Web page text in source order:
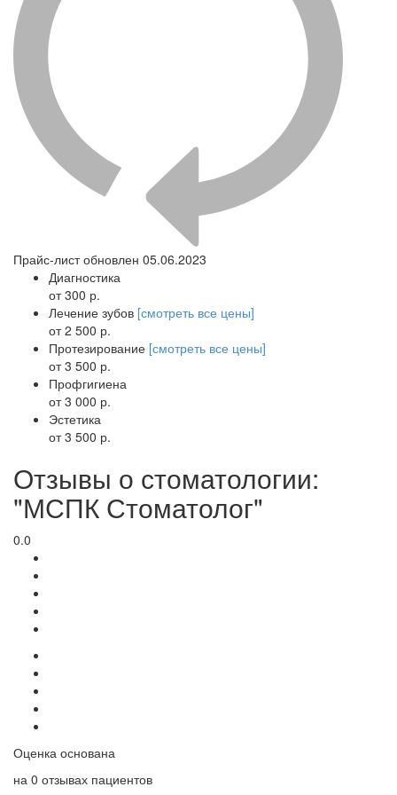
Прайс-лист обновлен 05.06.2023
Диагностика
от 300 р.
Лечение зубов [смотреть все цены]
от 2 500 р.
Протезирование [смотреть все цены]
от 3 500 р.
Профгигиена
от 3 000 р.
Эстетика
от 3 500 р.
Отзывы о стоматологии:
"МСПК Стоматолог"
0.0
Оценка основана
на 0 отзывах пациентов